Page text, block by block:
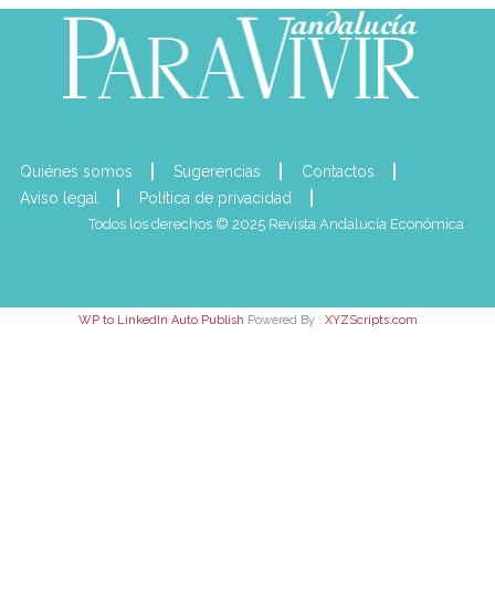
Quiénes somos Sugerencias
Contactos
Aviso legal
Política de privacidad
Todos los derechos © 2025 Revista Andalucía Económica
WP to LinkedIn Auto Publish Powered By : XYZScripts.com